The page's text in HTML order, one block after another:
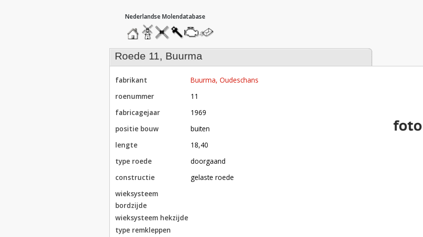
hoofdmenu
homemolendatabase
roedendatabase
assendatabase
motorendatabase
stuur
een
bericht
roede 11, Buurma
fabrikant
Buurma, Oudeschans
roenummer
11
fabricagejaar
1969
positie bouw
buiten
lengte
18,40
type roede
doorgaand
constructie
gelaste roede
wieksysteem
bordzijde
wieksysteem hekzijde
type remkleppen